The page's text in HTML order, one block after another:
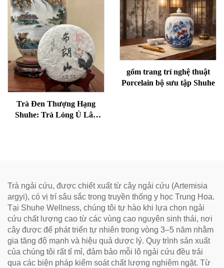
Kinh Mạch
kinh lạc.
Trà Đen Thượng Hạng
Shuhe: Trà Lỏng Ủ Lâu
Nhiên
gốm trang trí nghệ thuật
Porcelain bộ sưu tập Shuhe
Trà ngải cứu, được chiết xuất từ cây ngải cứu (Artemisia
argyi), có vị trí sâu sắc trong truyền thống y học Trung Hoa.
Tại Shuhe Wellness, chúng tôi tự hào khi lựa chọn ngải
cứu chất lượng cao từ các vùng cao nguyên sinh thái, nơi
cây được để phát triển tự nhiên trong vòng 3–5 năm nhằm
gia tăng độ mạnh và hiệu quả dược lý. Quy trình sản xuất
của chúng tôi rất tỉ mỉ, đảm bảo mỗi lô ngải cứu đều trải
qua các biện pháp kiểm soát chất lượng nghiêm ngặt. Từ